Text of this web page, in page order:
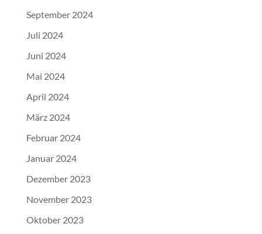
September 2024
Juli 2024
Juni 2024
Mai 2024
April 2024
März 2024
Februar 2024
Januar 2024
Dezember 2023
November 2023
Oktober 2023